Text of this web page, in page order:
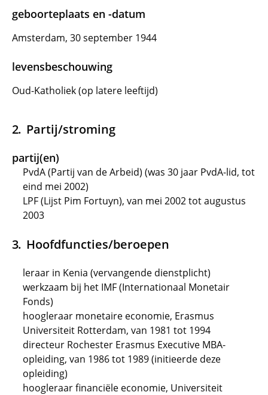
geboorteplaats en -datum
Amsterdam, 30 september 1944
levensbeschouwing
Oud-Katholiek (op latere leeftijd)
Partij/stroming
partij(en)
PvdA (Partij van de Arbeid) (was 30 jaar PvdA-lid, tot
eind mei 2002)
LPF (Lijst Pim Fortuyn), van mei 2002 tot augustus
2003
Hoofdfuncties/beroepen
leraar in Kenia (vervangende dienstplicht)
werkzaam bij het IMF (Internationaal Monetair
Fonds)
hoogleraar monetaire economie, Erasmus
Universiteit Rotterdam, van 1981 tot 1994
directeur Rochester Erasmus Executive MBA-
opleiding, van 1986 tot 1989 (initieerde deze
opleiding)
hoogleraar financiële economie, Universiteit